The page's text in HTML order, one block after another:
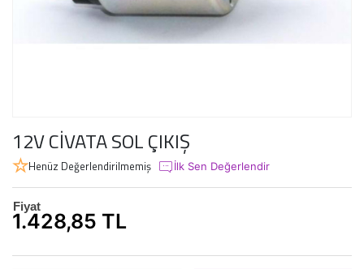
12V CİVATA SOL ÇIKIŞ
Henüz Değerlendirilmemiş İlk Sen Değerlendir
Fiyat
1.428,85 TL